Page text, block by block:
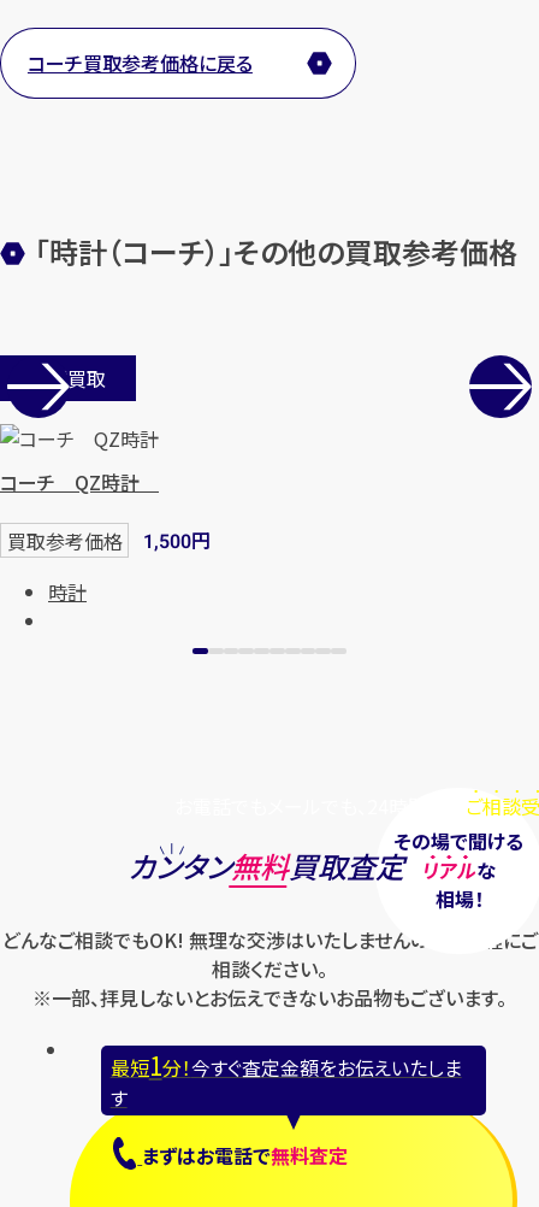
最短1分！今すぐ査定金額をお伝えいた
します
始除く)
コーチ買取参考価格に戻る
「時計（コーチ）」その他の買取参考価格
店舗買取
コーチ QZ時計
買取参考価格 1,500円
時計
ご相談
その場で聞ける
リアルな
相場！
カンタン無料買取査定
どんなご相談でもOK! 無理な交渉はいたしませんのでお気軽にご
相談ください。
※一部、拝見しないとお伝えできないお品物もございます。
最短1分！今すぐ査定金額をお伝えいたしま
す
まずはお電話で無料査定